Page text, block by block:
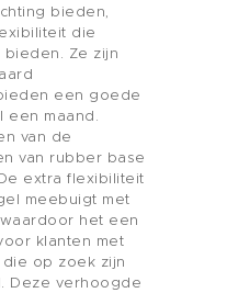
bieden,
die
Ze zijn
een goede
een maand.
van de
van rubber base
extra flexibiliteit
meebuigt met
het een
klanten met
op zoek zijn
Deze verhoogde